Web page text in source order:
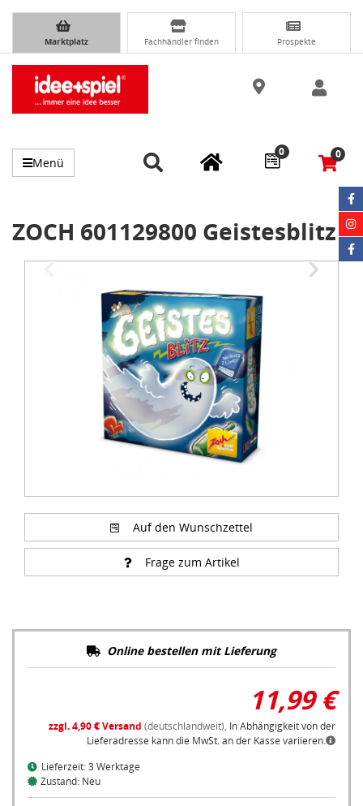
Marktplatz Fachhändler finden Prospekte
Menü
0 0
ZOCH 601129800 Geistesblitz
Auf den Wunschzettel
Frage zum Artikel
Online bestellen mit Lieferung
11,99 €
zzgl. 4,90 € Versand (deutschlandweit), In Abhängigkeit von der
Lieferadresse kann die MwSt. an der Kasse variieren.
Lieferzeit: 3 Werktage
Zustand: Neu